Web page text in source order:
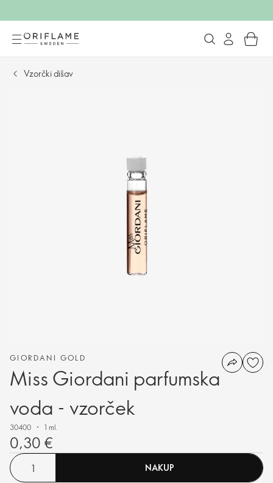
Vzorčki dišav
GIORDANI GOLD
Miss Giordani parfumska
voda - vzorček
30400 1 ml.
0,30 €
NAKUP